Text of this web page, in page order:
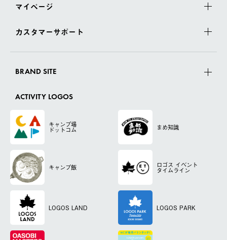
マイページ
カスタマーサポート
BRAND SITE
ACTIVITY LOGOS
キャンプ場
ドットコム まめ知識
キャンプ飯 ロゴス イベント
タイムライン
LOGOS LAND LOGOS PARK